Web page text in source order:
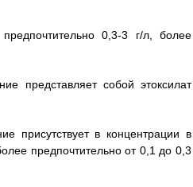
0,3-3 г/л, более
представляет собой этоксилат
присутствует в концентрации в
предпочтительно от 0,1 до 0,3